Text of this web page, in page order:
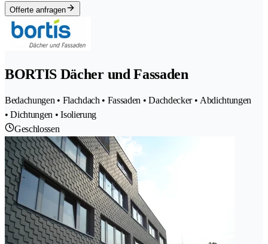
Offerte anfragen
BORTIS Dächer und Fassaden
Bedachungen • Flachdach • Fassaden • Dachdecker • Abdichtungen
• Dichtungen • Isolierung
Geschlossen